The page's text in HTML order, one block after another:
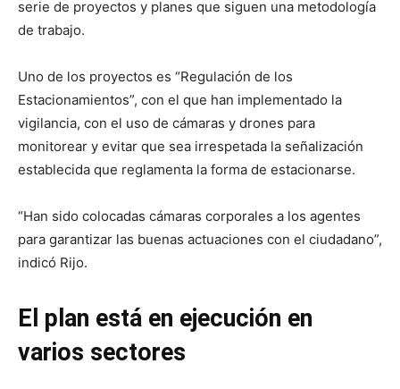
serie de proyectos y planes que siguen una metodología
de trabajo.
Uno de los proyectos es “Regulación de los
Estacionamientos”, con el que han implementado la
vigilancia, con el uso de cámaras y drones para
monitorear y evitar que sea irrespetada la señalización
establecida que reglamenta la forma de estacionarse.
“Han sido colocadas cámaras corporales a los agentes
para garantizar las buenas actuaciones con el ciudadano”,
indicó Rijo.
El plan está en ejecución en
varios sectores